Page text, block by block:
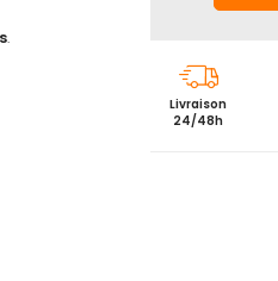
.
Livraison
24/48h